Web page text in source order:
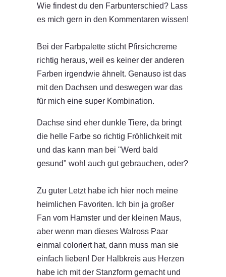
Wie findest du den Farbunterschied? Lass
es mich gern in den Kommentaren wissen!
Bei der Farbpalette sticht Pfirsichcreme
richtig heraus, weil es keiner der anderen
Farben irgendwie ähnelt. Genauso ist das
mit den Dachsen und deswegen war das
für mich eine super Kombination.
Dachse sind eher dunkle Tiere, da bringt
die helle Farbe so richtig Fröhlichkeit mit
und das kann man bei "Werd bald
gesund" wohl auch gut gebrauchen, oder?
Zu guter Letzt habe ich hier noch meine
heimlichen Favoriten. Ich bin ja großer
Fan vom Hamster und der kleinen Maus,
aber wenn man dieses Walross Paar
einmal coloriert hat, dann muss man sie
einfach lieben! Der Halbkreis aus Herzen
habe ich mit der Stanzform gemacht und